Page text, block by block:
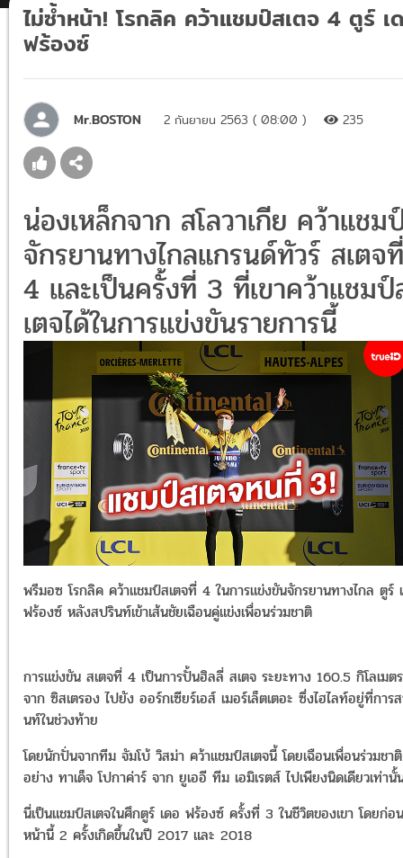
ไม่ซ้ำหน้า! โรกลิค คว้าแชมป์สเตจ 4 ตูร์ เ
ฟร้องซ์
Mr.BOSTON 2 กันยายน 2563 ( 08:00 ) 235
น่องเหล็กจาก สโลวาเกีย คว้าแชม
จักรยานทางไกลแกรนด์ทัวร์ สเตจที่
4 และเป็นครั้งที่ 3 ที่เขาคว้าแชม
เตจได้ในการแข่งขันรายการนี้
พรีมอซ โรกลิค คว้าแชมป์สเตจที่ 4 ในการแข่งขันจักรยานทางไกล ตูร์
ฟร้องซ์ หลังสปรินท์เข้าเส้นชัยเฉือนคู่แข่งเพื่อนร่วมชาติ
การแข่งขัน สเตจที่ 4 เป็นการปั้นฮิลลี่ สเตจ ระยะทาง 160.5 กิโลเมตร
จาก ซิสเตรอง ไปยัง ออร์กเซียร์เอส์ เมอร์เล็ตเตอะ ซึ่งไฮไลท์อยู่ที่การ
นท์ในช่วงท้าย
โดยนักปั่นจากทีม จัมโบ้ วิสม่า คว้าแชมป์สเตจนี้ โดยเฉือนเพื่อนร่วมชาติ
อย่าง ทาเด็จ โปกาค่าร์ จาก ยูเออี ทีม เอมิเรตส์ ไปเพียงนิดเดียวเท่านั้
นี่เป็นแชมป์สเตจในศึกตูร์ เดอ ฟร้องซ์ ครั้งที่ 3 ในชีวิตของเขา โดยก่อน
หน้านี้ 2 ครั้งเกิดขึ้นในปี 2017 และ 2018